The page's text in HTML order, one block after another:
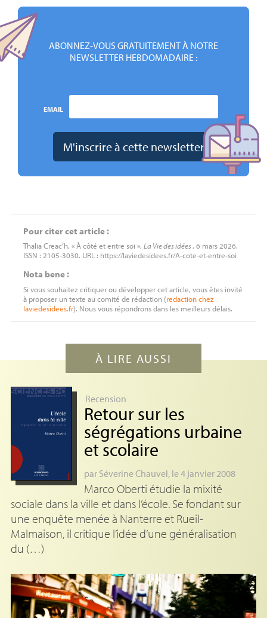
ABONNEZ-VOUS GRATUITEMENT À NOTRE
NEWSLETTER HEBDOMADAIRE :
EMAIL
Pour citer cet article :
Thalia Creac’h, « À côté et entre soi », La Vie des idées, 6 mars 2026.
ISSN : 2105-3030. URL : https://laviedesidees.fr/A-cote-et-entre-soi
Nota bene :
Si vous souhaitez critiquer ou développer cet article, vous êtes invité
à proposer un texte au comité de rédaction (redactionchez
laviedesidees.fr). Nous vous répondrons dans les meilleurs délais.
À LIRE AUSSI
Recension
Retour sur les
ségrégations urbaine
et scolaire
par Séverine Chauvel, le 4 janvier 2008
Marco Oberti étudie la mixité
sociale dans la ville et dans l’école. Se fondant sur
une enquête menée à Nanterre et Rueil-
Malmaison, il critique l’idée d’une généralisation
du (…)